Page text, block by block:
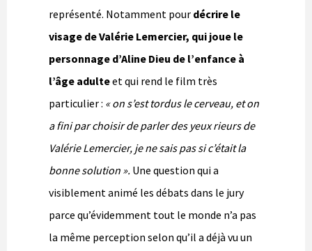
représenté. Notamment pour décrire le
visage de Valérie Lemercier, qui joue le
personnage d’Aline Dieu de l’enfance à
l’âge adulteet qui rend le film très
particulier : « on s’est tordus le cerveau, et on
a fini par choisir de parler des yeux rieurs de
Valérie Lemercier, je ne sais pas si c’était la
bonne solution ». Une question qui a
visiblement animé les débats dans le jury
parce qu’évidemment tout le monde n’a pas
la même perception selon qu’il a déjà vu un